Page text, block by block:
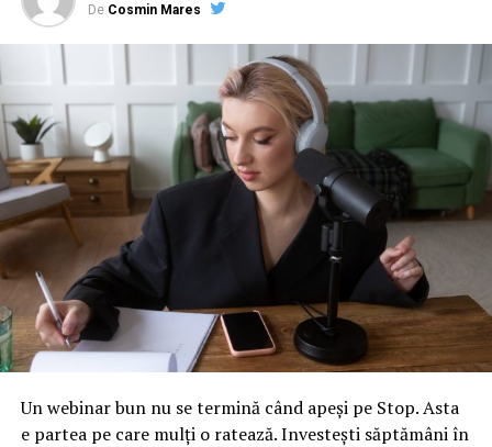
ARTICOLE PE ACEIASI TEMA:
Dacă există o decizie de blocare, avem o foarte serioasă
discuție internă
NU RATATI
”O logică de interes statal”
De Cosmin Mares
Un webinar bun nu se termină când apeși pe Stop. Asta
e partea pe care mulți o ratează. Investești săptămâni în